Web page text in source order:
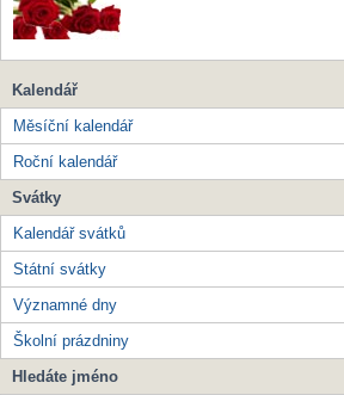
Kalendář
Měsíční kalendář
Roční kalendář
Svátky
Kalendář svátků
Státní svátky
Významné dny
Školní prázdniny
Hledáte jméno